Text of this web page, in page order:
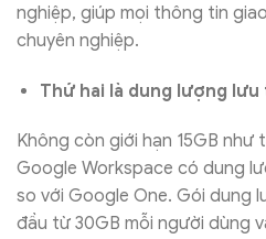
nghiệp, giúp mọi thông tin
chuyên nghiệp.
Thứ hai là dung lượng
Không còn giới hạn 15GB như
Google Workspace có dung
so với Google One. Gói dung
đầu từ 30GB mỗi người dùng